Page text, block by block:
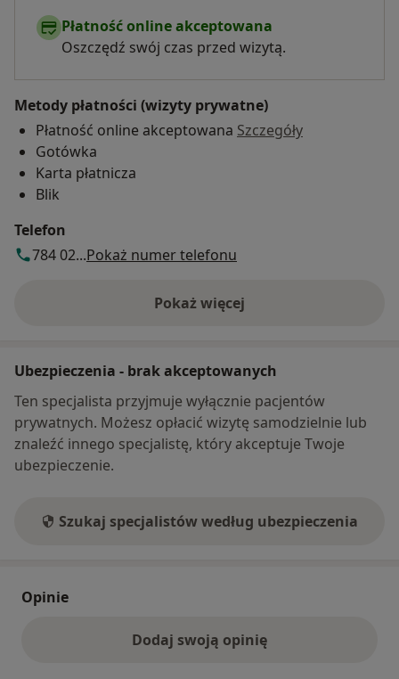
Płatność online akceptowana
Oszczędź swój czas przed wizytą.
Metody płatności (wizyty prywatne)
Płatność online akceptowana Szczegóły
Gotówka
Karta płatnicza
Blik
Telefon
784 02...Pokaż numer telefonu
Pokaż więcej
o adresie
Ubezpieczenia - brak akceptowanych
Ten specjalista przyjmuje wyłącznie pacjentów
prywatnych. Możesz opłacić wizytę samodzielnie lub
znaleźć innego specjalistę, który akceptuje Twoje
ubezpieczenie.
Szukaj specjalistów według ubezpieczenia
Opinie
Dodaj swoją opinię